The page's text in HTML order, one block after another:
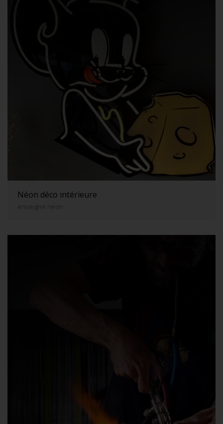
Néon déco intérieure
enseigne neon